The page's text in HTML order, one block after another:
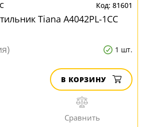
81601
Tiana A4042PL-1CC
1 шт.
В КОРЗИНУ